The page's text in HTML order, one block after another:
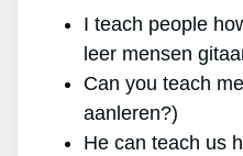
I teach people
leer mensen
Can you teach
aanleren?)
He can teach us